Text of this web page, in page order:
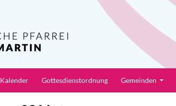
Kalender Gottesdienstordnung Gemeinden